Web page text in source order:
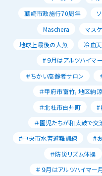
韮崎市政施行70周年
Maschera
マス
地球上最後の人魚
冷血
#９月はアルツハイマ
＃ちかい高齢者サロン
＃甲府市富竹，地区納
＃北杜市白州町
#
＃園児たちが和太鼓で交
#中央市水害避難訓練
#
＃防災リズム体操
＃９月はアルツハイマー